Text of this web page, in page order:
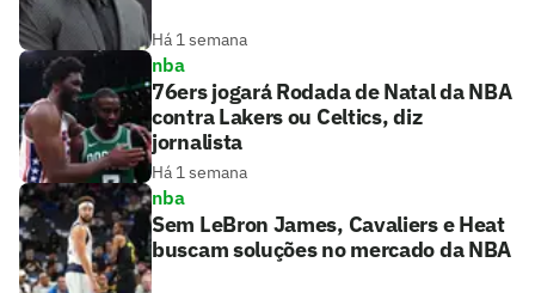
Há 1 semana
nba
76ers jogará Rodada de Natal da NBA
contra Lakers ou Celtics, diz
jornalista
Há 1 semana
nba
Sem LeBron James, Cavaliers e Heat
buscam soluções no mercado da NBA